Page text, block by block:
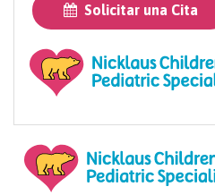
Solicitar una Cita